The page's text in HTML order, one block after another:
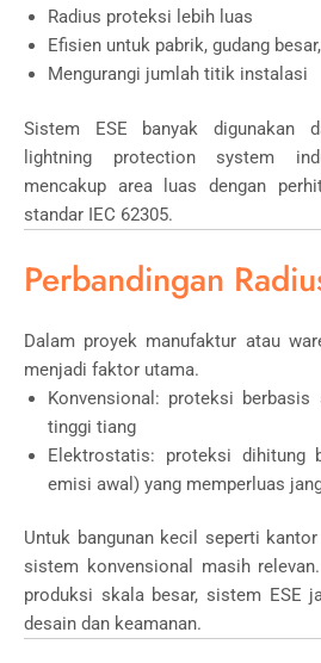
Radius proteksi lebih luas
Efisien untuk pabrik, gudang
Mengurangi jumlah titik instalasi
Sistem ESE banyak digunakan
lightning protection system
mencakup area luas dengan
standar IEC 62305.
Perbandingan
Dalam proyek manufaktur atau
menjadi faktor utama.
Konvensional: proteksi berbasis
tinggi tiang
Elektrostatis: proteksi dihitung
emisi awal) yang memperluas
Untuk bangunan kecil seperti
sistem konvensional masih
produksi skala besar, sistem ESE
desain dan keamanan.